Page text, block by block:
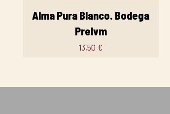
Alma Pura Blanco. Bodega
Prelvm
13,50 €